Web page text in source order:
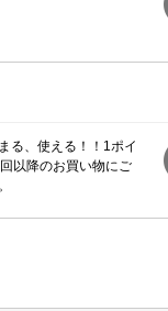
る、使える！！1ポイ
以降のお買い物にご